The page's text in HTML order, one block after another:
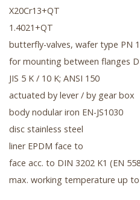
X20Cr13+QT
1.4021+QT
butterfly-valves, wafer type PN
for mounting between flanges
JIS 5 K / 10 K; ANSI 150
actuated by lever / by gear box
body nodular iron EN-JS1030
disc stainless steel
liner EPDM face to
face acc. to DIN 3202 K1 (EN
max. working temperature up to